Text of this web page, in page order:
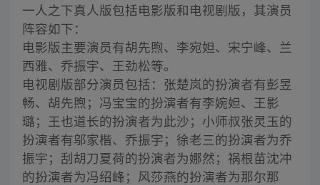
一人之下真人版包括电影版和电视剧版，其演员
阵容如下：
电影版主要演员有胡先煦、李宛妲、宋宁峰、兰
西雅、乔振宇、王劲松等。
电视剧版部分演员包括：张楚岚的扮演者有彭昱
畅、胡先煦；冯宝宝的扮演者有李婉妲、王影
璐；王也道长的扮演者为此沙；小师叔张灵玉的
扮演者有邬家楷、乔振宇；徐老三的扮演者为乔
振宇；刮胡刀夏荷的扮演者为娜然；祸根苗沈冲
的扮演者为冯绍峰；风莎燕的扮演者为那尔那